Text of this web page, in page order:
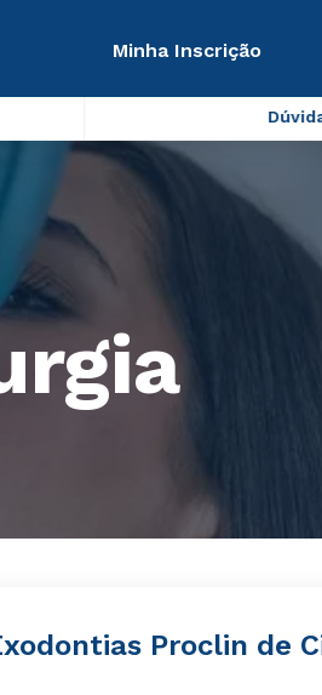
Minha Inscrição
Proclin de